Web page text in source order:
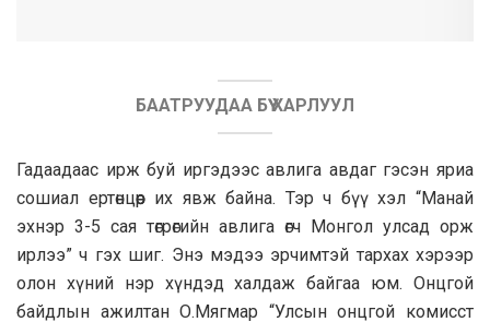
БААТРУУДАА БҮҮ ХАРЛУУЛ
Гадаадаас ирж буй иргэдээс авлига авдаг гэсэн яриа
сошиал ертөнцөөр их явж байна. Тэр ч бүү хэл “Манай
эхнэр 3-5 сая төгрөгийн авлига өгч Монгол улсад орж
ирлээ” ч гэх шиг. Энэ мэдээ эрчимтэй тархах хэрээр
олон хүний нэр хүндэд халдаж байгаа юм. Онцгой
байдлын ажилтан О.Мягмар “Улсын онцгой комисст